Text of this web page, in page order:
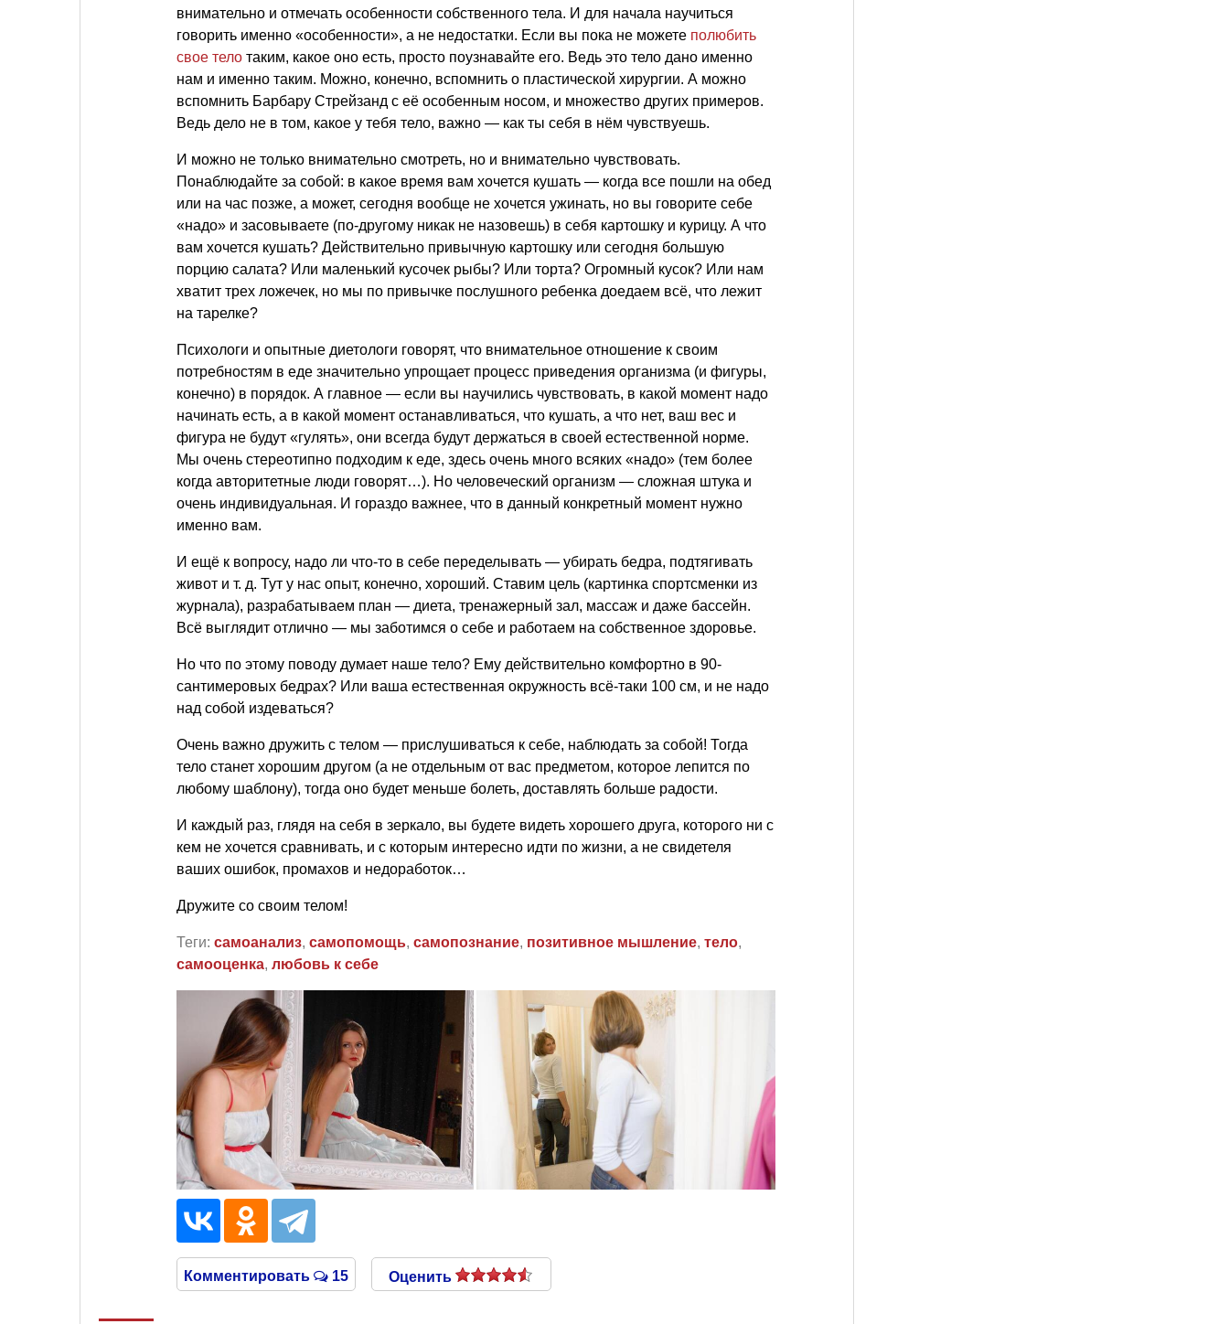
внимательно и отмечать особенности собственного тела. И для начала научиться
говорить именно «особенности», а не недостатки. Если вы пока не можете полюбить
свое тело таким, какое оно есть, просто поузнавайте его. Ведь это тело дано именно
нам и именно таким. Можно, конечно, вспомнить о пластической хирургии. А можно
вспомнить Барбару Стрейзанд с её особенным носом, и множество других примеров.
Ведь дело не в том, какое у тебя тело, важно — как ты себя в нём чувствуешь.
И можно не только внимательно смотреть, но и внимательно чувствовать.
Понаблюдайте за собой: в какое время вам хочется кушать — когда все пошли на обед
или на час позже, а может, сегодня вообще не хочется ужинать, но вы говорите себе
«надо» и засовываете (по-другому никак не назовешь) в себя картошку и курицу. А что
вам хочется кушать? Действительно привычную картошку или сегодня большую
порцию салата? Или маленький кусочек рыбы? Или торта? Огромный кусок? Или нам
хватит трех ложечек, но мы по привычке послушного ребенка доедаем всё, что лежит
на тарелке?
Психологи и опытные диетологи говорят, что внимательное отношение к своим
потребностям в еде значительно упрощает процесс приведения организма (и фигуры,
конечно) в порядок. А главное — если вы научились чувствовать, в какой момент надо
начинать есть, а в какой момент останавливаться, что кушать, а что нет, ваш вес и
фигура не будут «гулять», они всегда будут держаться в своей естественной норме.
Мы очень стереотипно подходим к еде, здесь очень много всяких «надо» (тем более
когда авторитетные люди говорят…). Но человеческий организм — сложная штука и
очень индивидуальная. И гораздо важнее, что в данный конкретный момент нужно
именно вам.
И ещё к вопросу, надо ли что-то в себе переделывать — убирать бедра, подтягивать
живот и т. д. Тут у нас опыт, конечно, хороший. Ставим цель (картинка спортсменки из
журнала), разрабатываем план — диета, тренажерный зал, массаж и даже бассейн.
Всё выглядит отлично — мы заботимся о себе и работаем на собственное здоровье.
Но что по этому поводу думает наше тело? Ему действительно комфортно в 90-
сантимеровых бедрах? Или ваша естественная окружность всё-таки 100 см, и не надо
над собой издеваться?
Очень важно дружить с телом — прислушиваться к себе, наблюдать за собой! Тогда
тело станет хорошим другом (а не отдельным от вас предметом, которое лепится по
любому шаблону), тогда оно будет меньше болеть, доставлять больше радости.
И каждый раз, глядя на себя в зеркало, вы будете видеть хорошего друга, которого ни с
кем не хочется сравнивать, и с которым интересно идти по жизни, а не свидетеля
ваших ошибок, промахов и недоработок…
Дружите со своим телом!
Теги: самоанализ, самопомощь, самопознание, позитивное мышление, тело,
самооценка, любовь к себе
Комментировать 15 Оценить